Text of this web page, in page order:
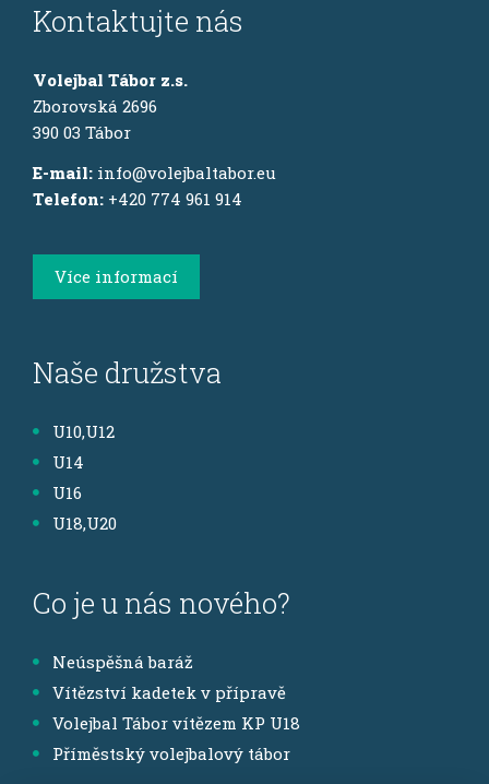
Kontaktujte nás
Volejbal Tábor z.s.
Zborovská 2696
390 03 Tábor
E-mail: info@volejbaltabor.eu
Telefon: +420 774 961 914
Více informací
Naše družstva
U10,U12
U14
U16
U18,U20
Co je u nás nového?
Neúspěšná baráž
Vítězství kadetek v přípravě
Volejbal Tábor vítězem KP U18
Příměstský volejbalový tábor